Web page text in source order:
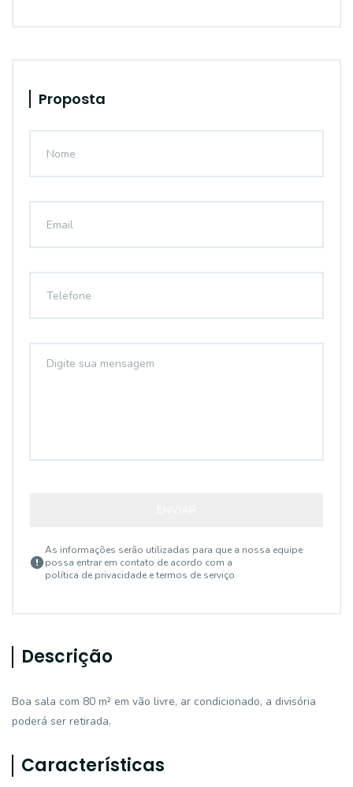
Proposta
As informações serão utilizadas para que a nossa equipe
possa entrar em contato de acordo com a
política de privacidade e termos de serviço
Descrição
Boa sala com 80 m² em vão livre, ar condicionado, a divisória
poderá ser retirada.
Características